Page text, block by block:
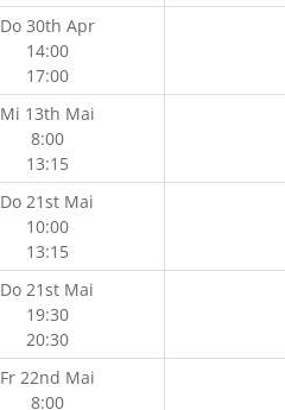
Do 30th Apr
14:00
17:00
Mi 13th Mai
8:00
13:15
Do 21st Mai
10:00
13:15
Do 21st Mai
19:30
20:30
Fr 22nd Mai
8:00